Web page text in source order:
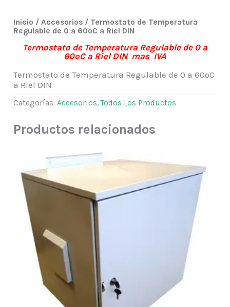
Inicio / Accesorios / Termostato de Temperatura
Regulable de 0 a 60ºC a Riel DIN
Termostato de Temperatura Regulable de 0 a
60ºC a Riel DIN mas IVA
Termostato de Temperatura Regulable de 0 a 60ºC
a Riel DIN
Categorías:Accesorios,Todos Los Productos
Productos relacionados